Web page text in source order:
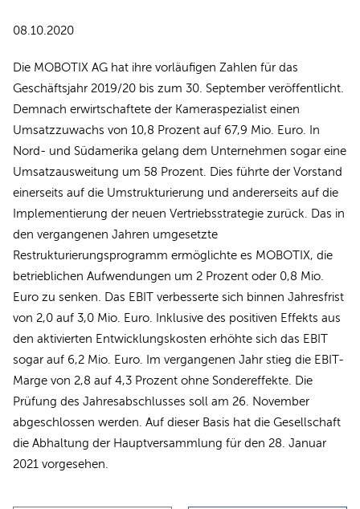
08.10.2020
Die MOBOTIX AG hat ihre vorläufigen Zahlen für das
Geschäftsjahr 2019/20 bis zum 30. September veröffentlicht.
Demnach erwirtschaftete der Kameraspezialist einen
Umsatzzuwachs von 10,8 Prozent auf 67,9 Mio. Euro. In
Nord- und Südamerika gelang dem Unternehmen sogar eine
Umsatzausweitung um 58 Prozent. Dies führte der Vorstand
einerseits auf die Umstrukturierung und andererseits auf die
Implementierung der neuen Vertriebsstrategie zurück. Das in
den vergangenen Jahren umgesetzte
Restrukturierungsprogramm ermöglichte es MOBOTIX, die
betrieblichen Aufwendungen um 2 Prozent oder 0,8 Mio.
Euro zu senken. Das EBIT verbesserte sich binnen Jahresfrist
von 2,0 auf 3,0 Mio. Euro. Inklusive des positiven Effekts aus
den aktivierten Entwicklungskosten erhöhte sich das EBIT
sogar auf 6,2 Mio. Euro. Im vergangenen Jahr stieg die EBIT-
Marge von 2,8 auf 4,3 Prozent ohne Sondereffekte. Die
Prüfung des Jahresabschlusses soll am 26. November
abgeschlossen werden. Auf dieser Basis hat die Gesellschaft
die Abhaltung der Hauptversammlung für den 28. Januar
2021 vorgesehen.